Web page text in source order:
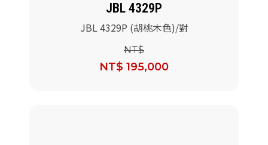
JBL 4329P
JBL 4329P (胡桃木色)/對
NT$
NT$ 195,000